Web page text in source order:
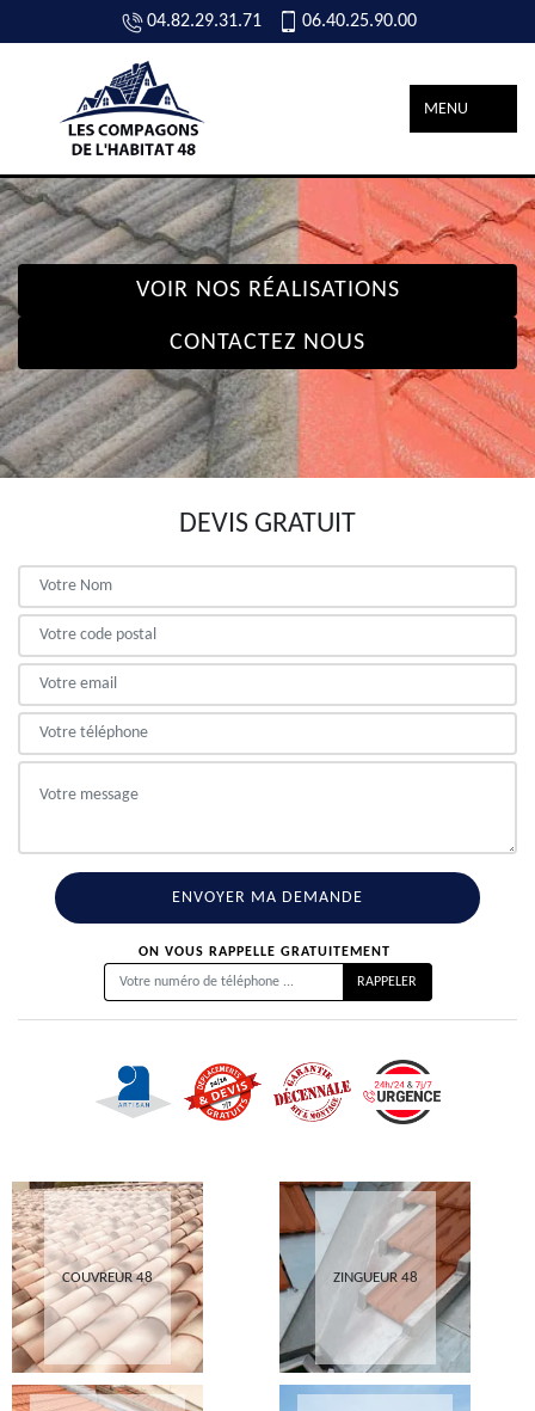
04.82.29.31.71 06.40.25.90.00
MENU
VOIR NOS RÉALISATIONS
CONTACTEZ NOUS
DEVIS GRATUIT
ON VOUS RAPPELLE GRATUITEMENT
COUVREUR 48 ZINGUEUR 48